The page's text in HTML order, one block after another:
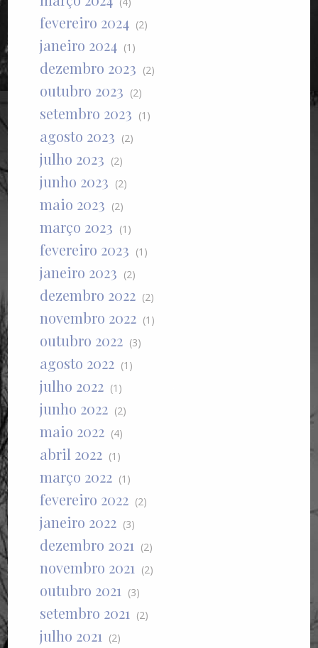
fevereiro 2024 (2)
janeiro 2024 (1)
dezembro 2023 (2)
outubro 2023 (2)
setembro 2023 (1)
agosto 2023 (2)
julho 2023 (2)
junho 2023 (2)
maio 2023 (2)
março 2023 (1)
fevereiro 2023 (1)
janeiro 2023 (2)
dezembro 2022 (2)
novembro 2022 (1)
outubro 2022 (3)
agosto 2022 (1)
julho 2022 (1)
junho 2022 (2)
maio 2022 (4)
abril 2022 (1)
março 2022 (1)
fevereiro 2022 (2)
janeiro 2022 (3)
dezembro 2021 (2)
novembro 2021 (2)
outubro 2021 (3)
setembro 2021 (2)
julho 2021 (2)